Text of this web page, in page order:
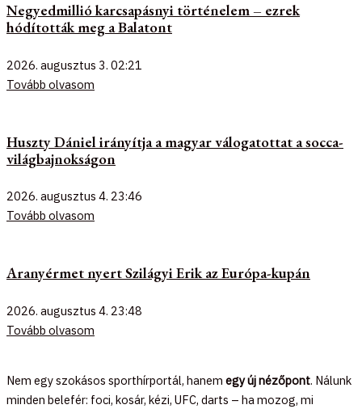
Negyedmillió karcsapásnyi történelem – ezrek
hódították meg a Balatont
2026. augusztus 3. 02:21
Tovább olvasom
Huszty Dániel irányítja a magyar válogatottat a socca-
világbajnokságon
2026. augusztus 4. 23:46
Tovább olvasom
Aranyérmet nyert Szilágyi Erik az Európa-kupán
2026. augusztus 4. 23:48
Tovább olvasom
Nem egy szokásos sporthírportál, hanem egy új nézőpont. Nálunk
minden belefér: foci, kosár, kézi, UFC, darts – ha mozog, mi